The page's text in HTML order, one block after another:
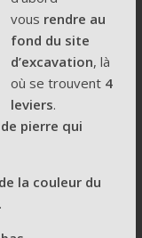
vous rendre au
fond du site
d’excavation, là
où se trouvent 4
leviers.
pierre qui
de la couleur du